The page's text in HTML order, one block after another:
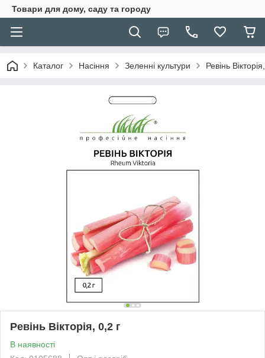
Товари для дому, саду та городу
Каталог Насіння Зеленні культури Ревінь
Ревінь Вікторія, 0,2 г
В наявності